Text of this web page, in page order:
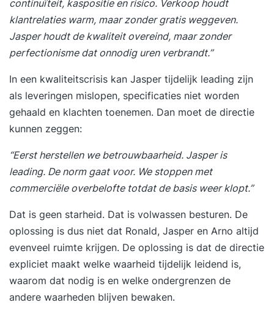
continuïteit, kaspositie en risico. Verkoop houdt
klantrelaties warm, maar zonder gratis weggeven.
Jasper houdt de kwaliteit overeind, maar zonder
perfectionisme dat onnodig uren verbrandt.”
In een kwaliteitscrisis kan Jasper tijdelijk leading zijn
als leveringen mislopen, specificaties niet worden
gehaald en klachten toenemen. Dan moet de directie
kunnen zeggen:
“Eerst herstellen we betrouwbaarheid. Jasper is
leading. De norm gaat voor. We stoppen met
commerciële overbelofte totdat de basis weer klopt.”
Dat is geen starheid. Dat is volwassen besturen. De
oplossing is dus niet dat Ronald, Jasper en Arno altijd
evenveel ruimte krijgen. De oplossing is dat de directie
expliciet maakt welke waarheid tijdelijk leidend is,
waarom dat nodig is en welke ondergrenzen de
andere waarheden blijven bewaken.